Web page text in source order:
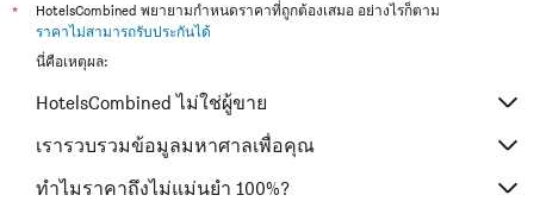
*
HotelsCombined พยายามกำหนดราคาที่ถูกต้องเสมอ อย่างไรก็ตาม
ราคาไม่สามารถรับประกันได้
นี่คือเหตุผล:
HotelsCombined ไม่ใช่ผู้ขาย
เรารวบรวมข้อมูลมหาศาลเพื่อคุณ
ทำไมราคาถึงไม่แม่นยำ 100%?